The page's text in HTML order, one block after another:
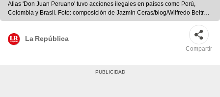
Alias 'Don Juan Peruano' tuvo acciones ilegales en países como Perú,
Colombia y Brasil. Foto: composición de Jazmin Ceras/blog/Wilfredo Beltrán
Ramírez/La República
La República
Compartir